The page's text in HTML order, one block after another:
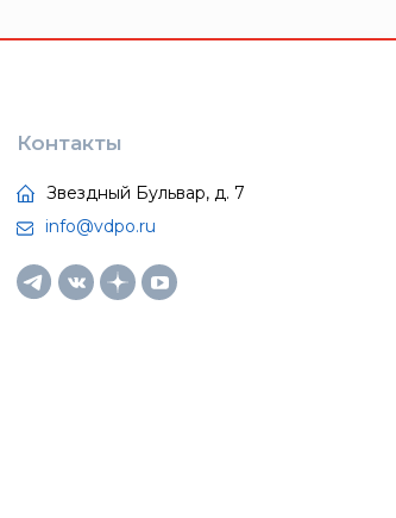
Контакты
Звездный Бульвар, д. 7
info@vdpo.ru